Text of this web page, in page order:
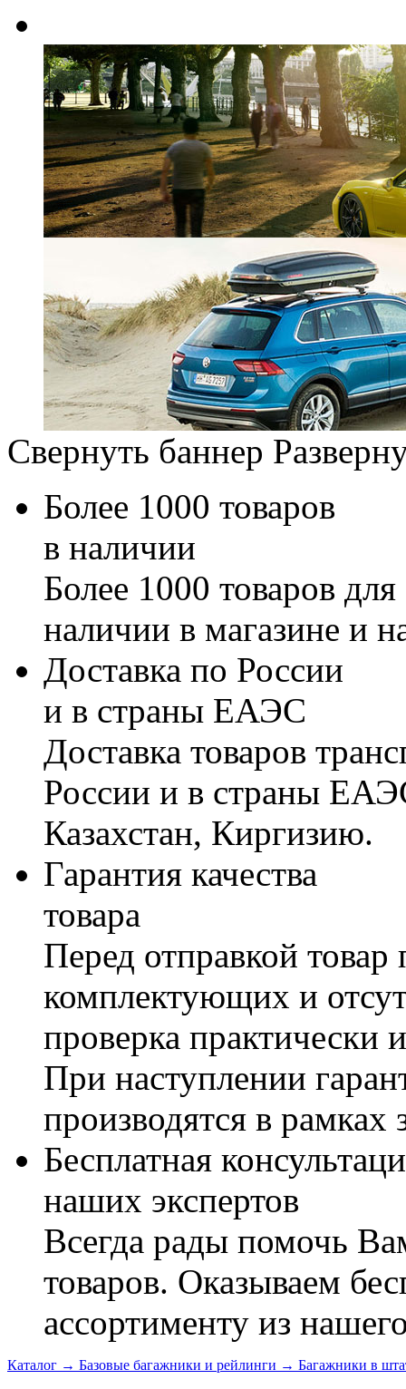
Свернуть баннер
Более 1000 товаров
в наличии
Более 1000 товаров
наличии в магазине и
Доставка по России
и в страны ЕАЭС
Доставка товаров
России и в страны
Казахстан, Киргизию.
Гарантия качества
товара
Перед отправкой товар
комплектующих и
проверка практически
При наступлении
производятся в рамках
Бесплатная
наших экспертов
Всегда рады помочь
товаров. Оказываем
ассортименту из
Каталог → Базовые багажники и рейлинги → Багажники в